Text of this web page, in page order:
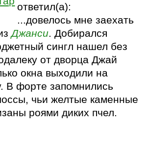
ответил(а):
...довелось мне заехать
Джанси. Добирался
сингл нашел без
от дворца Джай
окна выходили на
В форте запомнились
чьи желтые каменные
роями диких пчел.